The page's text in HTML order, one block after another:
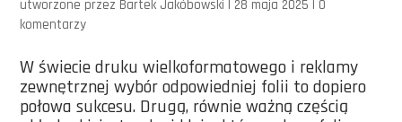
utworzone przez Bartek Jakóbowski | 28 maja 2025 | 0
komentarzy
W świecie druku wielkoformatowego i reklamy
zewnętrznej wybór odpowiedniej folii to dopiero
połowa sukcesu. Drugą, równie ważną częścią